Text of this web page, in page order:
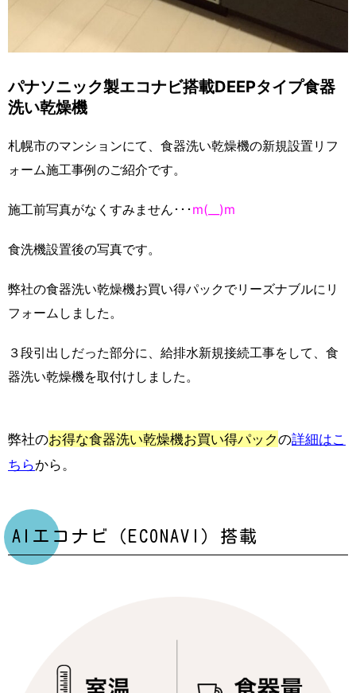
パナソニック製エコナビ搭載DEEPタイプ食器
洗い乾燥機
札幌市のマンションにて、食器洗い乾燥機の新規設置リフ
ォーム施工事例のご紹介です。
施工前写真がなくすみません･･･ m(__)m
食洗機設置後の写真です。
弊社の食器洗い乾燥機お買い得パックでリーズナブルにリ
フォームしました。
３段引出しだった部分に、給排水新規接続工事をして、食
器洗い乾燥機を取付けしました。
弊社のお得な食器洗い乾燥機お買い得パックの詳細はこ
ちらから。
AIエコナビ（ECONAVI）搭載